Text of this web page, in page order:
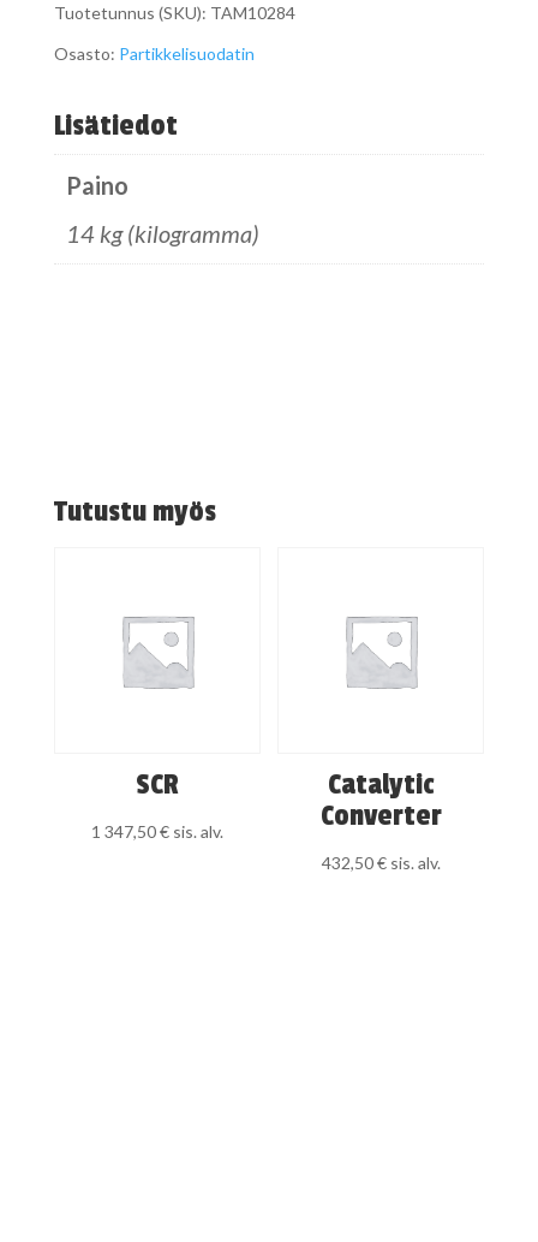
Tuotetunnus (SKU): TAM10284
Osasto: Partikkelisuodatin
Lisätiedot
Paino
14 kg (kilogramma)
Tutustu myös
SCR
1 347,50€ sis. alv.
Catalytic
Converter
432,50€ sis. alv.